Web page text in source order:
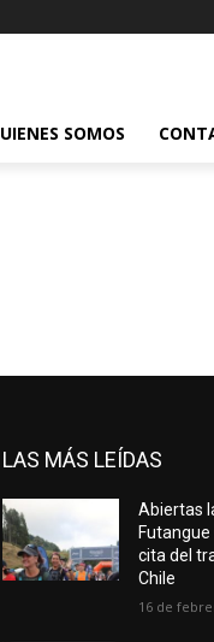
SOMOS
LAS MÁS LEÍDAS
Abiertas
cita del
Chile
16 de